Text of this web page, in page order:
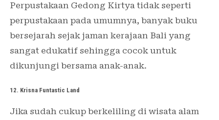
Perpustakaan Gedong Kirtya tidak seperti
perpustakaan pada umumnya, banyak buku
bersejarah sejak jaman kerajaan Bali yang
sangat edukatif sehingga cocok untuk
dikunjungi bersama anak-anak.
12. Krisna Funtastic Land
Jika sudah cukup berkeliling di wisata alam